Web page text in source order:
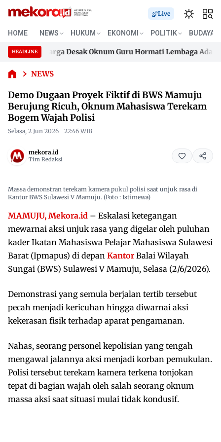
Live
HOME NEWS HUKUM EKONOMI POLITIK BUDAYA
HEADLINE
Keluarga Desak Oknum Guru Hormati Lembaga Adat
Keluarga Desak Oknum Guru Hormati Lembaga Adat
NEWS
Demo
Dugaan
Fiktif di
BWS
Mamuju
Ricuh,
Mahasiswa
Terekam
Bogem
Wajah
Demo Dugaan Proyek Fiktif di BWS Mamuju
Berujung Ricuh, Oknum Mahasiswa Terekam
Bogem Wajah Polisi
Selasa, 2 Jun 2026 22:46 WIB
mekora.id
Tim Redaksi
Massa demonstran terekam kamera pukul polisi saat unjuk rasa di
Kantor BWS Sulawesi V Mamuju. (Foto : Istimewa)
MAMUJU, Mekora.id – Eskalasi ketegangan
mewarnai aksi unjuk rasa yang digelar oleh puluhan
kader Ikatan Mahasiswa Pelajar Mahasiswa Sulawesi
Barat (Ipmapus) di depan KantorBalai Wilayah
Sungai (BWS) Sulawesi V Mamuju, Selasa (2/6/2026).
Demonstrasi yang semula berjalan tertib tersebut
pecah menjadi kericuhan hingga diwarnai aksi
kekerasan fisik terhadap aparat pengamanan.
Nahas, seorang personel kepolisian yang tengah
mengawal jalannya aksi menjadi korban pemukulan.
Polisi tersebut terekam kamera terkena tonjokan
tepat di bagian wajah oleh salah seorang oknum
massa aksi saat situasi mulai tidak kondusif.